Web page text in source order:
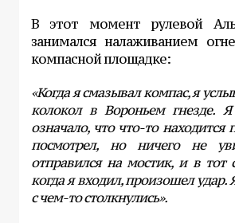
В этот момент рулевой
занимался налаживанием
компасной площадке:
«Когда я смазывал компас, я
колокол в Вороньем гнезде.
означало, что что-то находится
посмотрел, но ничего не
отправился на мостик, и в
когда я входил, произошел
с чем-то столкнулись».